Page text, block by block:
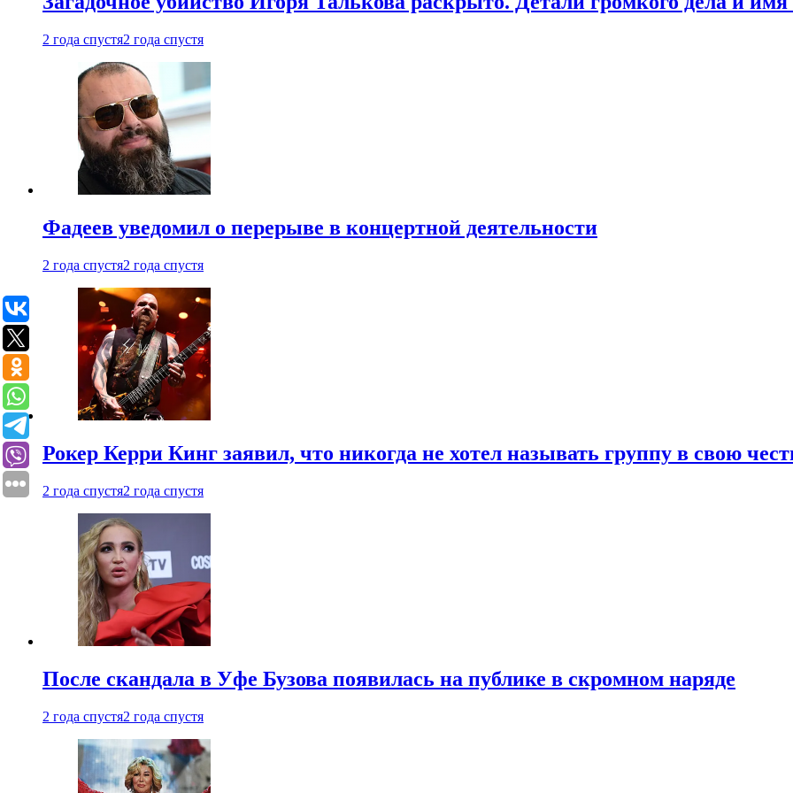
2 года спустя2 года спустя
Фадеев уведомил о перерыве в концертной деятельности
2 года спустя2 года спустя
Рокер Керри Кинг заявил, что никогда не хотел называть группу в свою
2 года спустя2 года спустя
После скандала в Уфе Бузова появилась на публике в скромном наряде
2 года спустя2 года спустя